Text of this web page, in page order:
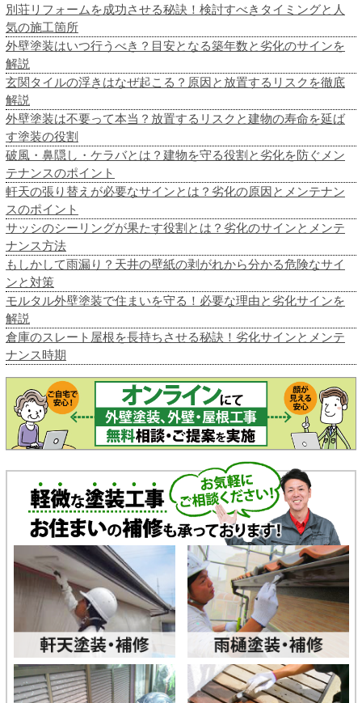
別荘リフォームを成功させる秘訣！検討すべきタイミングと人
気の施工箇所
外壁塗装はいつ行うべき？目安となる築年数と劣化のサインを
解説
玄関タイルの浮きはなぜ起こる？原因と放置するリスクを徹底
解説
外壁塗装は不要って本当？放置するリスクと建物の寿命を延ば
す塗装の役割
破風・鼻隠し・ケラバとは？建物を守る役割と劣化を防ぐメン
テナンスのポイント
軒天の張り替えが必要なサインとは？劣化の原因とメンテナン
スのポイント
サッシのシーリングが果たす役割とは？劣化のサインとメンテ
ナンス方法
もしかして雨漏り？天井の壁紙の剥がれから分かる危険なサイ
ンと対策
モルタル外壁塗装で住まいを守る！必要な理由と劣化サインを
解説
倉庫のスレート屋根を長持ちさせる秘訣！劣化サインとメンテ
ナンス時期